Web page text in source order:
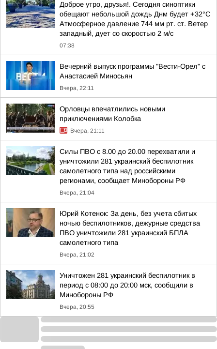
Доброе утро, друзья!. Сегодня синоптики
обещают небольшой дождь Днм будет +32°С
Атмосферное давление 744 мм рт. ст. Ветер
западный, дует со скоростью 2 м/с
07:38
Вечерний выпуск программы "Вести-Орел" с
Анастасией Миносьян
Вчера, 22:11
Орловцы впечатлились новыми
приключениями Колобка
Вчера, 21:11
Силы ПВО с 8.00 до 20.00 перехватили и
уничтожили 281 украинский беспилотник
самолетного типа над российскими
регионами, сообщает Минобороны РФ
Вчера, 21:04
Юрий Котенок: За день, без учета сбитых
ночью беспилотников, дежурные средства
ПВО уничтожили 281 украинский БПЛА
самолетного типа
Вчера, 21:02
Уничтожен 281 украинский беспилотник в
период с 08:00 до 20:00 мск, сообщили в
Минобороны РФ
Вчера, 20:55